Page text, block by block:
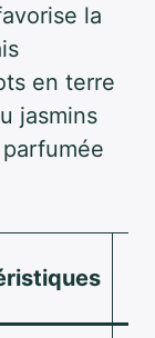
la
en terre
jasmins